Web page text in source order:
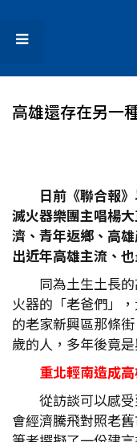
高雄還存在另一
日前《聯合報
滅火器樂團主唱楊
濟、青年返鄉、高
出近年高雄主流、
同為土生土長
火器的「老爸們」
的老家新興區那條
歲的人，多年後竟
重北輕南造成
從訪談可以感
會經濟騰飛對照老